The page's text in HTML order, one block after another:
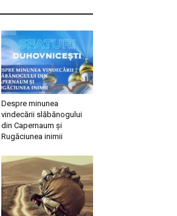
Despre minunea
vindecării slăbănogului
din Capernaum și
Rugăciunea inimii